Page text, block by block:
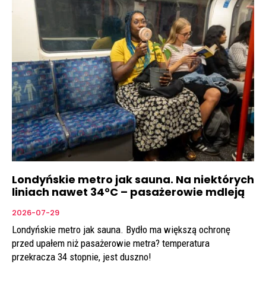
Londyńskie metro jak sauna. Na niektórych
liniach nawet 34°C – pasażerowie mdleją
2026-07-29
Londyńskie metro jak sauna. Bydło ma większą ochronę
przed upałem niż pasażerowie metra? temperatura
przekracza 34 stopnie, jest duszno!